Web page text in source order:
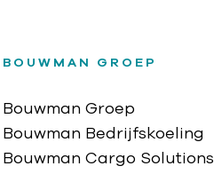
BOUWMAN GROEP
Bouwman Groep
Bouwman Bedrijfskoeling
Bouwman Cargo Solutions